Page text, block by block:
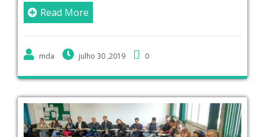
Read More
mda julho 30 ,2019 0